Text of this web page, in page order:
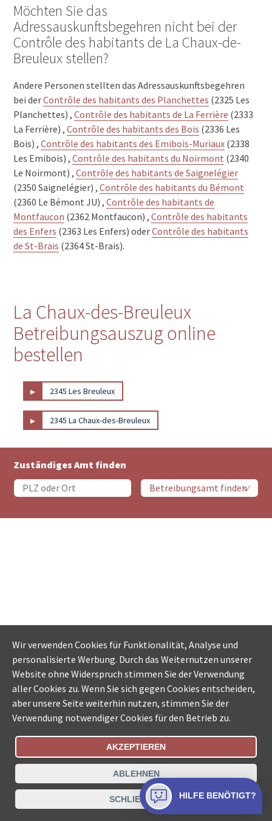
Möchten Sie das
Adressauskunftsbegehren nicht bei der
Contrôle des habitants de La Chaux-de-
Breuleux stellen?
Andere Personen stellten das Adressauskunftsbegehren
bei derContrôle des habitants des Planchettes (2325 Les
Planchettes) ,Contrôle des habitants de La Ferrière (2333
La Ferrière) ,Contrôle des habitants des Bois (2336 Les
Bois) ,Contrôle des habitants des Emibois-Muriaux (2338
Les Emibois) ,Contrôle des habitants du Noirmont (2340
Le Noirmont) ,Contrôle des habitants de Saignelégier
(2350 Saignelégier) ,Contrôle des habitants du Bémont
(2360 Le Bémont JU) ,Contrôle des habitants de
Montfaucon (2362 Montfaucon) ,Contrôle des habitants
des Enfers (2363 Les Enfers) oderContrôle des habitants
de St-Brais (2364 St-Brais).
La Chaux-des-Breuleux
Betreibungsauszug online
bestellen
▸ 2345 Les Breuleux
▸ 2345 La Chaux-des-Breuleux
Zuständiges Amt finden
Bestellungsstatus Ämtersuche der Schweiz
Datenschutz Impressum Nutzungsbestimmungen
Kontakt
Wir verwenden Cookies für Funktionalität, Analyse und
personalisierte Werbung. Durch das Weiternutzen unserer
Website ohne Widerspruch stimmen Sie der Verwendung
aller Cookies zu. Wenn Sie sich gegen Cookies entscheiden,
aber unsere Seite weiterhin nutzen, stimmen Sie der
Verwendung notwendiger Cookies für den Betrieb zu.
AKZEPTIEREN
ABLEHNEN
SCHLIESSEN HILFE BENÖTIGT?